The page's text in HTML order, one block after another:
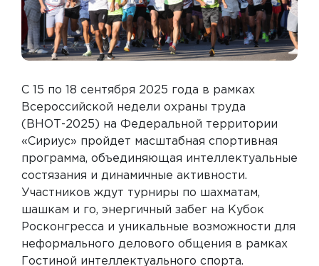
С 15 по 18 сентября 2025 года в рамках
Всероссийской недели охраны труда
(ВНОТ-2025) на Федеральной территории
«Сириус» пройдет масштабная спортивная
программа, объединяющая интеллектуальные
состязания и динамичные активности.
Участников ждут турниры по шахматам,
шашкам и го, энергичный забег на Кубок
Росконгресса и уникальные возможности для
неформального делового общения в рамках
Гостиной интеллектуального спорта.